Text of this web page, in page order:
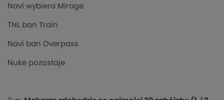
Navi wybiera Mirage
TNL ban Train
Navi ban Overpass
Nuke pozostaje